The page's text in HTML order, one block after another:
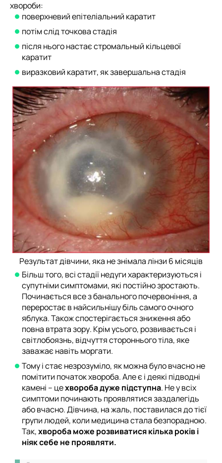
хвороби:
поверхневий епітеліальний каратит
потім слід точкова стадія
після нього настає стромальный кільцевої
каратит
виразковий каратит, як завершальна стадія
Результат дівчини, яка не знімала лінзи 6 місяців
Більш того, всі стадії недуги характеризуються і
супутніми симптомами, які постійно зростають.
Починається все з банального почервоніння, а
переростає в найсильнішу біль самого очного
яблука. Також спостерігається зниження або
повна втрата зору. Крім усього, розвивається і
світлобоязнь, відчуття стороннього тіла, яке
заважає навіть моргати.
Тому і стає незрозуміло, як можна було вчасно не
помітити початок хвороба. Але є і деякі підводні
камені – цехвороба дуже підступна. Не у всіх
симптоми починають проявлятися заздалегідь
або вчасно. Дівчина, на жаль, поставилася до тієї
групи людей, коли медицина стала безпорадною.
Так,хвороба може розвиватися кілька років і
ніяк себе не проявляти.